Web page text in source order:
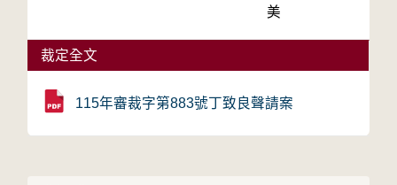
美
裁定全文
115年審裁字第883號丁致良聲請案